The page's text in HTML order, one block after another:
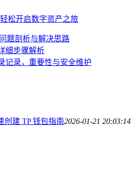
松开启数字资产之旅
题剖析与解决思路
细步骤解析
记录，重要性与安全维护
创建 TP 钱包指南2026-01-21 20:03:14